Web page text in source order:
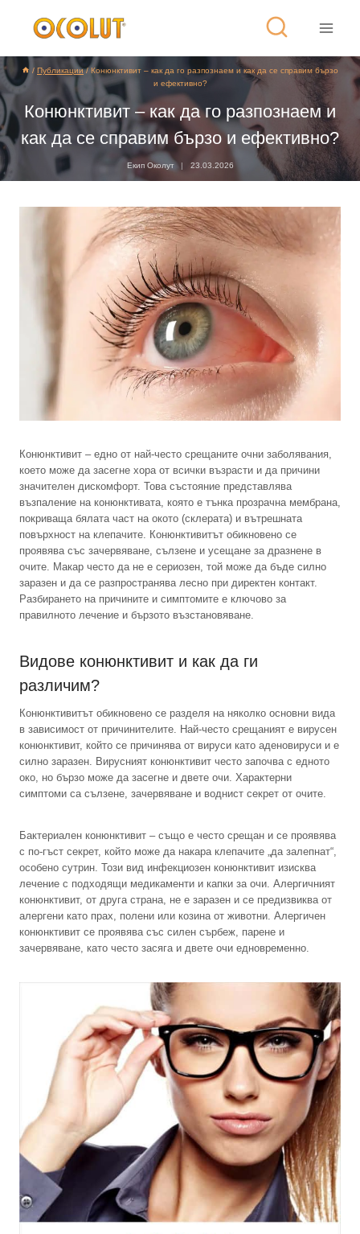
/ Публикации / Конюнктивит – как да го разпознаем и как да се справим бързо
и ефективно?
Конюнктивит – как да го разпознаем и
как да се справим бързо и ефективно?
Екип Околут 23.03.2026
Конюнктивит – едно от най-често срещаните очни заболявания,
което може да засегне хора от всички възрасти и да причини
значителен дискомфорт. Това състояние представлява
възпаление на конюнктивата, която е тънка прозрачна мембрана,
покриваща бялата част на окото (склерата) и вътрешната
повърхност на клепачите. Конюнктивитът обикновено се
проявява със зачервяване, сълзене и усещане за дразнене в
очите. Макар често да не е сериозен, той може да бъде силно
заразен и да се разпространява лесно при директен контакт.
Разбирането на причините и симптомите е ключово за
правилното лечение и бързото възстановяване.
Видове конюнктивит и как да ги
различим?
Конюнктивитът обикновено се разделя на няколко основни вида
в зависимост от причинителите. Най-често срещаният е вирусен
конюнктивит, който се причинява от вируси като аденовируси и е
силно заразен. Вирусният конюнктивит често започва с едното
око, но бързо може да засегне и двете очи. Характерни
симптоми са сълзене, зачервяване и воднист секрет от очите.
Бактериален конюнктивит – също е често срещан и се проявява
с по-гъст секрет, който може да накара клепачите „да залепнат“,
особено сутрин. Този вид инфекциозен конюнктивит изисква
лечение с подходящи медикаменти и капки за очи. Алергичният
конюнктивит, от друга страна, не е заразен и се предизвиква от
алергени като прах, полени или козина от животни. Алергичен
конюнктивит се проявява със силен сърбеж, парене и
зачервяване, като често засяга и двете очи едновременно.